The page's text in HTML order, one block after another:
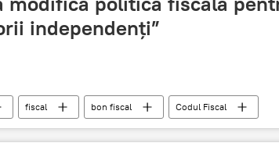
independenți”
fiscal bon fiscal Codul Fiscal